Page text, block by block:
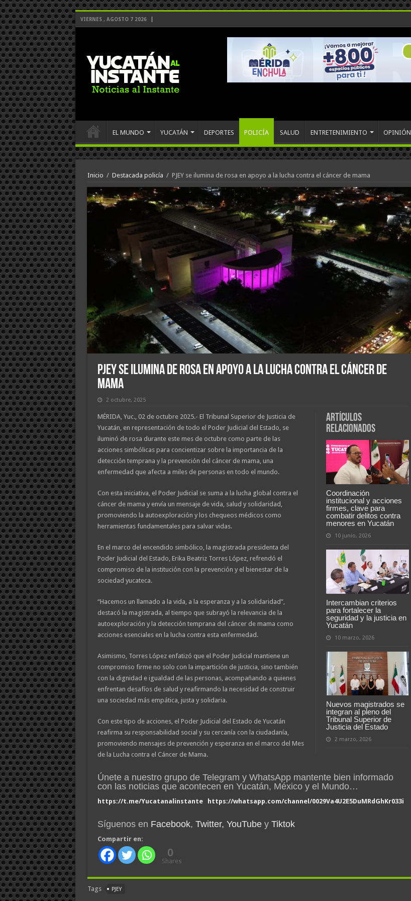
VIERNES , AGOSTO 7 2026
EL MUNDO YUCATÁN DEPORTES POLICÍA SALUD ENTRETENIMIENTO OPINIÓN
Inicio / Destacada policía / PJEY se ilumina de rosa en apoyo a la lucha contra el cáncer de mama
PJEY se ilumina de rosa en apoyo a la lucha contra el cáncer de
mama
2 octubre, 2025
Artículos
relacionados
Coordinación
institucional y acciones
firmes, clave para
combatir delitos contra
menores en Yucatán
10 junio, 2026
Intercambian criterios
para fortalecer la
seguridad y la justicia en
Yucatán
10 marzo, 2026
Nuevos magistrados se
integran al pleno del
Tribunal Superior de
Justicia del Estado
2 marzo, 2026
MÉRIDA, Yuc., 02 de octubre 2025.- El Tribunal Superior de Justicia de
Yucatán, en representación de todo el Poder Judicial del Estado, se
iluminó de rosa durante este mes de octubre como parte de las
acciones simbólicas para concientizar sobre la importancia de la
detección temprana y la prevención del cáncer de mama, una
enfermedad que afecta a miles de personas en todo el mundo.
Con esta iniciativa, el Poder Judicial se suma a la lucha global contra el
cáncer de mama y envía un mensaje de vida, salud y solidaridad,
promoviendo la autoexploración y los chequeos médicos como
herramientas fundamentales para salvar vidas.
En el marco del encendido simbólico, la magistrada presidenta del
Poder Judicial del Estado, Erika Beatriz Torres López, refrendó el
compromiso de la institución con la prevención y el bienestar de la
sociedad yucateca.
“Hacemos un llamado a la vida, a la esperanza y a la solidaridad”,
destacó la magistrada, al tiempo que subrayó la relevancia de la
autoexploración y la detección temprana del cáncer de mama como
acciones esenciales en la lucha contra esta enfermedad.
Asimismo, Torres López enfatizó que el Poder Judicial mantiene un
compromiso firme no solo con la impartición de justicia, sino también
con la dignidad e igualdad de las personas, acompañando a quienes
enfrentan desafíos de salud y reafirmando la necesidad de construir
una sociedad más empática, justa y solidaria.
Con este tipo de acciones, el Poder Judicial del Estado de Yucatán
reafirma su responsabilidad social y su cercanía con la ciudadanía,
promoviendo mensajes de prevención y esperanza en el marco del Mes
de la Lucha contra el Cáncer de Mama.
Únete a nuestro grupo de Telegram y WhatsApp mantente bien informado
con las noticias que acontecen en Yucatán, México y el Mundo…
https://t.me/Yucatanalinstante https://whatsapp.com/channel/0029Va4U2E5DuMRdGhKr033i
Síguenos en Facebook, Twitter, YouTubey Tiktok
Compartir en:
0
Shares
Tags PJEY